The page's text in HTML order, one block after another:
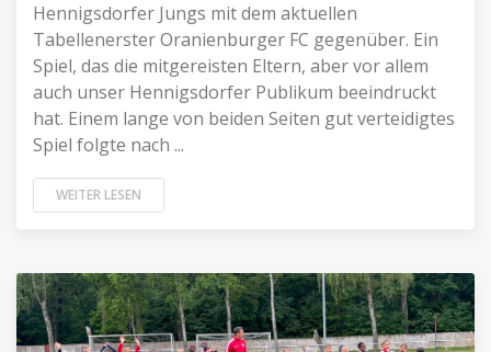
Hennigsdorfer Jungs mit dem aktuellen
Tabellenerster Oranienburger FC gegenüber. Ein
Spiel, das die mitgereisten Eltern, aber vor allem
auch unser Hennigsdorfer Publikum beeindruckt
hat. Einem lange von beiden Seiten gut verteidigtes
Spiel folgte nach ...
WEITER LESEN